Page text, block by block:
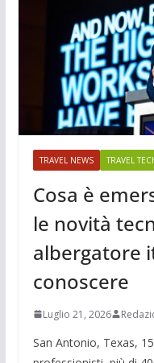
TRAVEL NEWS TRAVEL
Cosa è
le novità
albergatore
conoscere
Luglio 21, 2026
San Antonio, Texas,